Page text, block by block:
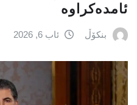
ئامدەکراوە
بنکۆڵ ئاب 6, 2026